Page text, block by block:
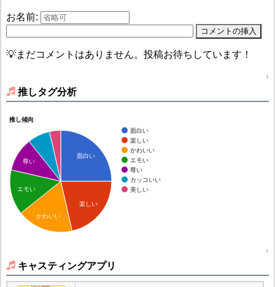
お名前:
💡まだコメントはありません。投稿お待ちしています！
↑
推しタグ分析
推し傾向
面白い
楽しい
かわいい
エモい
尊い
カッコいい
美しい
面白い
楽しい
尊い
エモい
かわいい
↑
キャスティングアプリ